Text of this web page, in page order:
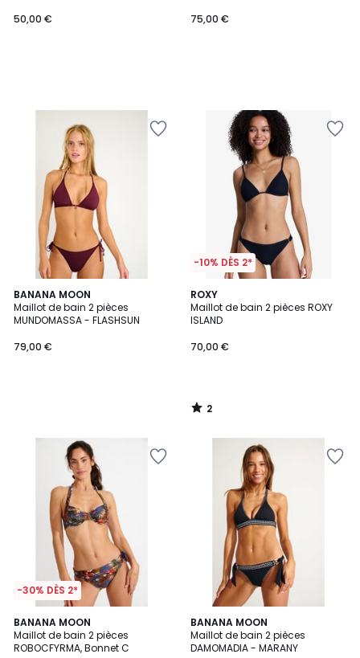
50,00 €
75,00 €
BANANA MOON
Maillot de bain 2 pièces
MUNDOMASSA - FLASHSUN
79,00 €
-10% DÈS 2*
ROXY
Maillot de bain 2 pièces ROXY
ISLAND
70,00 €
2
/
5
2
/
-30% DÈS 2*
BANANA MOON
Maillot de bain 2 pièces
ROBOCFYRMA, Bonnet C
BANANA MOON
Maillot de bain 2 pièces
DAMOMADIA - MARANY